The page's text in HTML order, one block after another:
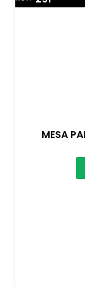
MESA